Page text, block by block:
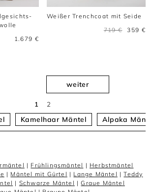
1.679 €
Weißer Trenchcoat mit Seide
719 €
359 €
1 2
weiter
Kamelhaar Mäntel Alpaka
| Frühlingsmäntel | Herbstmäntel
| Mäntel mit Gürtel | Lange Mäntel |Teddy
| Schwarze Mäntel |Graue Mäntel